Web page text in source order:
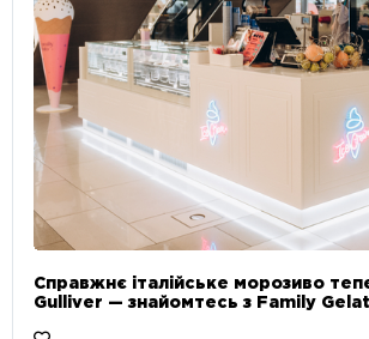
Справжнє італійське морозиво
Gulliver — знайомтесь з Family